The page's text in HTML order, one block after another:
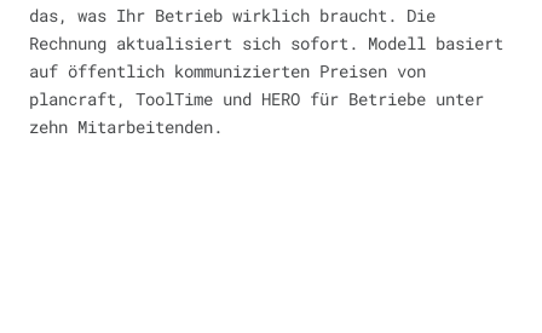
das, was Ihr Betrieb wirklich braucht. Die
Rechnung aktualisiert sich sofort. Modell basiert
auf öffentlich kommunizierten Preisen von
plancraft, ToolTime und HERO für Betriebe unter
zehn Mitarbeitenden.